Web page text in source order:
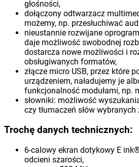
głośności,
dołączony odtwarzacz
możemy, np. przesłuchiwać
nieustannie rozwijane
daje możliwość swobodnej
dostarcza nowe możliwości i
obsługiwanych formatów,
złącze micro USB, przez które
urządzeniem, naładujemy je
funkcjonalność modułami, np.
słowniki: możliwość
czy tłumaczeń słów
Trochę danych technicznych:
6-calowy ekran dotykowy E
odcieni szarości,